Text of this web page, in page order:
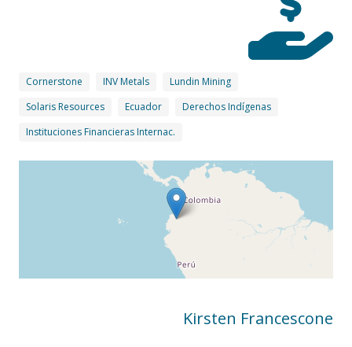
Cornerstone INV Metals
Lundin Mining
Solaris Resources
Ecuador
Derechos Indígenas
Instituciones Financieras Internac.
Kirsten Francescone